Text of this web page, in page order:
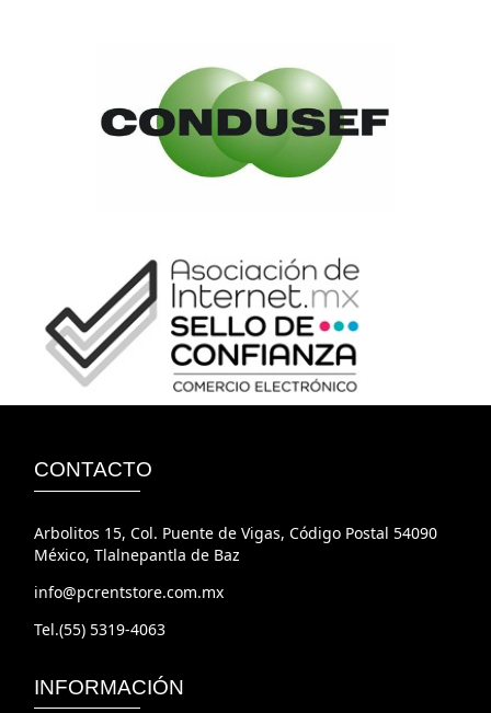
CONTACTO
Arbolitos 15, Col. Puente de Vigas, Código Postal 54090
México, Tlalnepantla de Baz
info@pcrentstore.com.mx
Tel.(55) 5319-4063
INFORMACIÓN